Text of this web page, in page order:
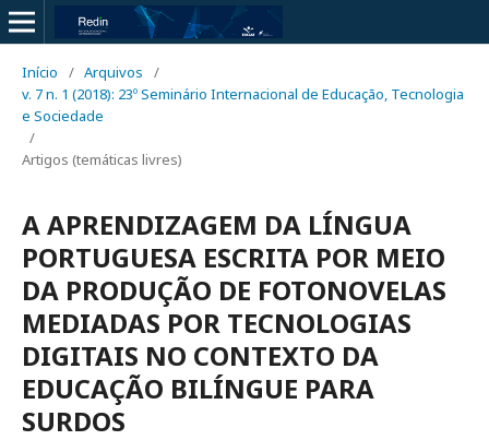
Início / Arquivos
/
v. 7 n. 1 (2018): 23º Seminário Internacional de Educação, Tecnologia
e Sociedade
/
Artigos (temáticas livres)
A APRENDIZAGEM DA LÍNGUA
PORTUGUESA ESCRITA POR MEIO
DA PRODUÇÃO DE FOTONOVELAS
MEDIADAS POR TECNOLOGIAS
DIGITAIS NO CONTEXTO DA
EDUCAÇÃO BILÍNGUE PARA
SURDOS